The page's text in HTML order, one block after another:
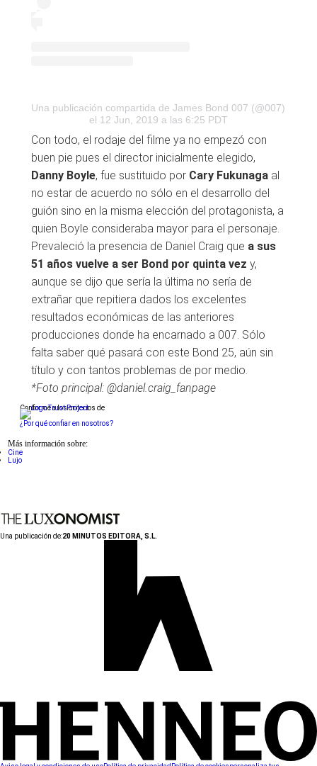
Una publicación compartida de James Bond 007 (@007)
el 12 Jun, 2019 a las 6:25 PDT
Con todo, el rodaje del filme ya no empezó con
buen pie pues el director inicialmente elegido,
Danny Boyle, fue sustituido por Cary Fukunaga al
no estar de acuerdo no sólo en el desarrollo del
guión sino en la misma elección del protagonista, a
quien Boyle consideraba mayor para el personaje.
Prevaleció la presencia de Daniel Craig que a sus
51 años vuelve a ser Bond por quinta vez y,
aunque se dijo que sería la última no sería de
extrañar que repitiera dados los excelentes
resultados económicas de las anteriores
producciones donde ha encarnado a 007. Sólo
falta saber qué pasará con este Bond 25, aún sin
título y con tantos problemas de por medio.
*Foto principal: @daniel.craig_fanpage
Conforme a los criterios de
¿Por qué confiar en nosotros?
Más información sobre:
Cine
Lujo
Una publicación de:20 MINUTOS EDITORA, S.L.